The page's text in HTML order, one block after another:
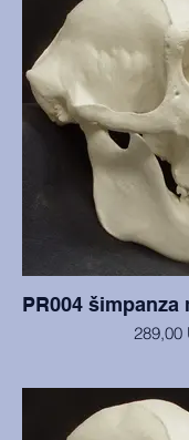
PR004 šimpanza
289,00
Sveučilišta